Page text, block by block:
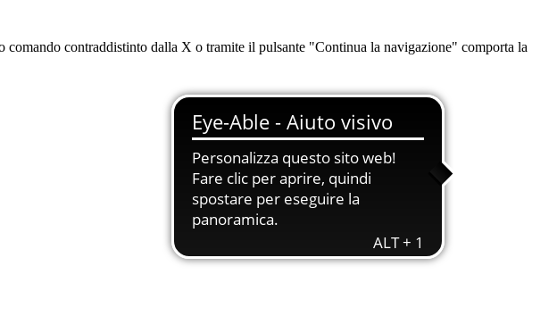
contraddistinto dalla X o tramite il pulsante "Continua la navigazione" comporta la